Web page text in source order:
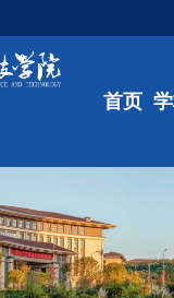
首页